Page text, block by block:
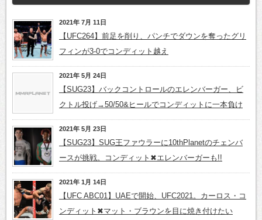
2021年 7月 11日
【UFC264】前足を削り、パンチでダウンを奪ったグリ
フィンが3-0でコンディット越え
2021年 5月 24日
【SUG23】バックコントロールのエレンバーガー、ビ
クトル投げ→50/50&ヒールでコンディットに一本負け
2021年 5月 23日
【SUG23】SUG王ファウラーに10thPlanetのチェンバ
ースが挑戦。コンディット✖エレンバーガーも!!
2021年 1月 14日
【UFC ABC01】UAEで開始、UFC2021。カーロス・コ
ンディット✖マット・ブラウンを目に焼き付けたい